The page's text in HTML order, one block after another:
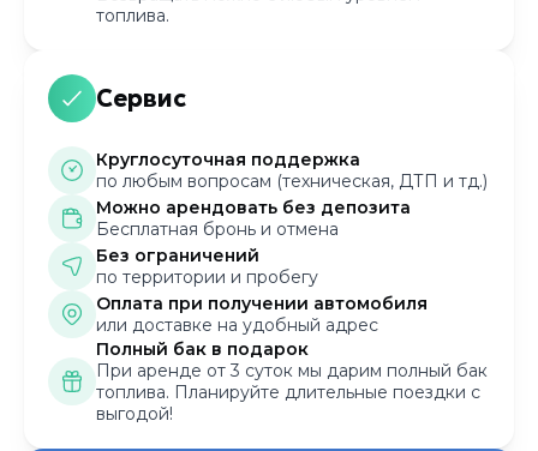
топлива.
Сервис
Круглосуточная поддержка
по любым вопросам (техническая, ДТП и тд.)
Можно арендовать без депозита
Бесплатная бронь и отмена
Без ограничений
по территории и пробегу
Оплата при получении автомобиля
или доставке на удобный адрес
Полный бак в подарок
При аренде от 3 суток мы дарим полный бак
топлива. Планируйте длительные поездки с
выгодой!